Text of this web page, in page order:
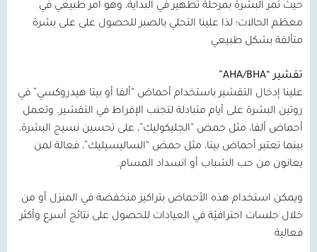
حيث تمر البشرة بمرحلة تطهير في البداية، وهو أمر طبيعي في
معظم الحالات؛ لذا علينا التحلي بالصبر للحصول على على بشرة
متألقة بشكل طبيعي
تقشير“AHA/BHA”
علينا إدخال التقشير باستخدام أحماض “ألفا أو بيتا هيدروكسي” في
روتين البشرة على أيام متبادلة لتجنب الإفراط في التقشير. وتعمل
أحماض ألفا، مثل حمض “الجليكوليك”، على تحسين نسيج البشرة،
بينما تعتبر أحماض بيتا، مثل حمض “الساليسيليك”، فعالة لمن
يعانون من حب الشباب أو انسداد المسام.
ويمكن استخدام هذه الأحماض بتراكيز منخفضة في المنزل أو من
خلال جلسات احترافيّة في العيادات للحصول على نتائج أسرع وأكثر
فعالية